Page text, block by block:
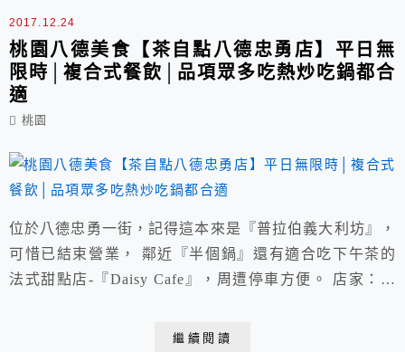
2017.12.24
桃園八德美食【茶自點八德忠勇店】平日無
限時│複合式餐飲│品項眾多吃熱炒吃鍋都合
適
桃園
位於八德忠勇一街，記得這本來是『普拉伯義大利坊』，
可惜已結束營業， 鄰近『半個鍋』還有適合吃下午茶的
法式甜點店-『Daisy Cafe』，周遭停車方便。 店家：茶
11:30~晚間22:00 ※當月公休日會公告在店家粉絲團 續
繼續閱讀